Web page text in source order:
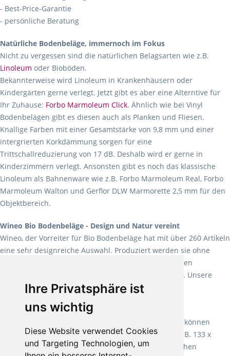
Ihre Privatsphäre ist
uns wichtig
Diese Website verwendet Cookies
und Targeting Technologien, um
- Best-Price-Garantie
- persönliche Beratung
Natürliche Bodenbeläge, immernoch im Fokus
Nicht zu vergessen sind die natürlichen Belagsarten wie z.B.
Linoleum oder Bioböden.
Bekannterweise wird Linoleum in Krankenhäusern oder
Kindergärten gerne verlegt. Jetzt gibt es aber eine Alterntive für
Ihr Zuhause: Forbo Marmoleum Click. Ähnlich wie bei Vinyl
Bodenbelägen gibt es diesen auch als Planken und Fliesen.
Knallige Farben mit einer Gesamtstärke von 9,8 mm und einer
intergrierten Korkdämmung sorgen für eine
Trittschallreduzierung von 17 dB. Deshalb wird er gerne in
Kinderzimmern verlegt. Ansonsten gibt es noch das klassische
Linoleum als Bahnenware wie z.B. Forbo Marmoleum Real, Forbo
Marmoleum Walton und Gerflor DLW Marmorette 2,5 mm für den
Objektbereich.
Wineo Bio Bodenbeläge - Design und Natur vereint
Wineo, der Vorreiter für Bio Bodenbeläge hat mit über 260 Artikeln
eine sehr designreiche Auswahl. Produziert werden sie ohne
Weichmacher und Lösungsmittel. Mit allen verfügbaren
Verlegearten ist er für jegliche Bauvorhaben attraktiv. Unsere
Empfehlung:Wineo 1000 Multi Layer XXL.
Teppiche für ein angenehmes Laufgefühl
machen es schon lange vor. Sie können
Teppich in Ihrem gewünschten Sondermaß kaufen, z.B. 133 x
60cm. Vor allem in Schlafzimmern aufgrund der weichen